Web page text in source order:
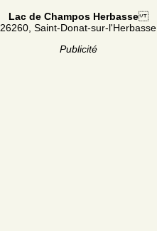
Lac de Champos Herbasse
26260, Saint-Donat-sur-l'Herbasse
Publicité